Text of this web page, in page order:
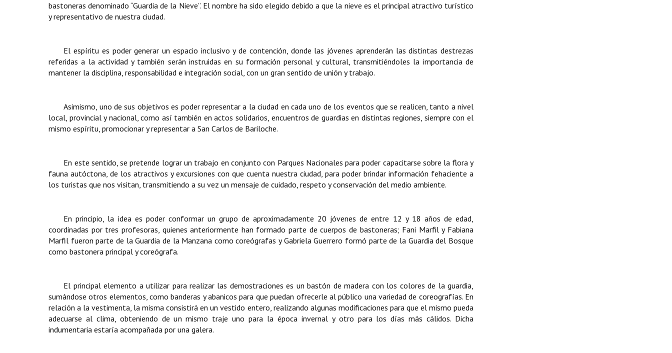
bastoneras denominado “Guardia de la Nieve”. El nombre ha sido elegido debido a que la nieve es el principal atractivo turístico
y representativo de nuestra ciudad.
El espíritu es poder generar un espacio inclusivo y de contención, donde las jóvenes aprenderán las distintas destrezas
referidas a la actividad y también serán instruidas en su formación personal y cultural, transmitiéndoles la importancia de
mantener la disciplina, responsabilidad e integración social, con un gran sentido de unión y trabajo.
Asimismo, uno de sus objetivos es poder representar a la ciudad en cada uno de los eventos que se realicen, tanto a nivel
local, provincial y nacional, como así también en actos solidarios, encuentros de guardias en distintas regiones, siempre con el
mismo espíritu, promocionar y representar a San Carlos de Bariloche.
En este sentido, se pretende lograr un trabajo en conjunto con Parques Nacionales para poder capacitarse sobre la flora y
fauna autóctona, de los atractivos y excursiones con que cuenta nuestra ciudad, para poder brindar información fehaciente a
los turistas que nos visitan, transmitiendo a su vez un mensaje de cuidado, respeto y conservación del medio ambiente.
En principio, la idea es poder conformar un grupo de aproximadamente 20 jóvenes de entre 12 y 18 años de edad,
coordinadas por tres profesoras, quienes anteriormente han formado parte de cuerpos de bastoneras; Fani Marfil y Fabiana
Marfil fueron parte de la Guardia de la Manzana como coreógrafas y Gabriela Guerrero formó parte de la Guardia del Bosque
como bastonera principal y coreógrafa.
El principal elemento a utilizar para realizar las demostraciones es un bastón de madera con los colores de la guardia,
sumándose otros elementos, como banderas y abanicos para que puedan ofrecerle al público una variedad de coreografías. En
relación a la vestimenta, la misma consistirá en un vestido entero, realizando algunas modificaciones para que el mismo pueda
adecuarse al clima, obteniendo de un mismo traje uno para la época invernal y otro para los días más cálidos. Dicha
indumentaria estaría acompañada por una galera.